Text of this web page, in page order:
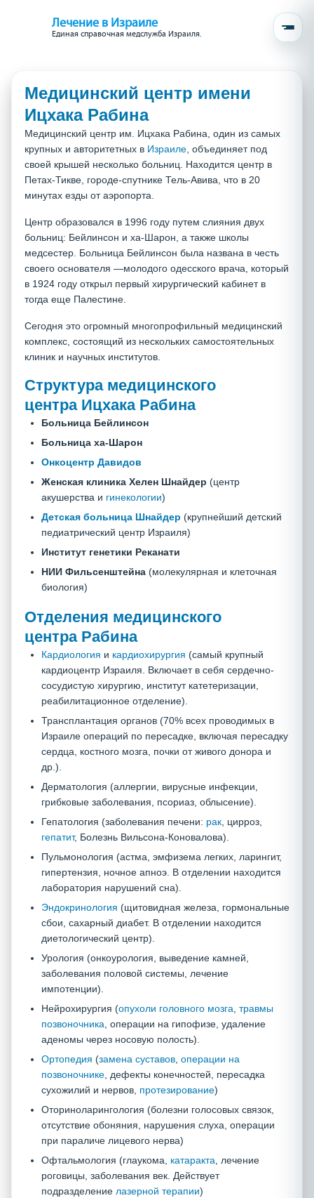
Лечение в Израиле
Единая справочная медслужба Израиля.
Медицинский центр имени
Ицхака Рабина
Медицинский центр им. Ицхака Рабина, один из самых
крупных и авторитетных в Израиле , объединяет под
своей крышей несколько больниц. Находится центр в
Петах-Тикве, городе-спутнике Тель-Авива, что в 20
минутах езды от аэропорта.
Центр образовался в 1996 году путем слияния двух
больниц: Бейлинсон и ха-Шарон, а также школы
медсестер. Больница Бейлинсон была названа в честь
своего основателя —молодого одесского врача, который
в 1924 году открыл первый хирургический кабинет в
тогда еще Палестине.
Сегодня это огромный многопрофильный медицинский
комплекс, состоящий из нескольких самостоятельных
клиник и научных институтов.
Структура медицинского
центра Ицхака Рабина
Больница Бейлинсон
Больница ха-Шарон
Онкоцентр Давидов
Женская клиника Хелен Шнайдер (центр
акушерства и гинекологии)
Детская больница Шнайдер (крупнейший детский
педиатрический центр Израиля)
Институт генетики Реканати
НИИ Фильсенштейна (молекулярная и клеточная
биология)
Отделения медицинского
центра Рабина
Кардиология и кардиохирургия (самый крупный
кардиоцентр Израиля. Включает в себя сердечно-
сосудистую хирургию, институт катетеризации,
реабилитационное отделение).
Трансплантация органов (70% всех проводимых в
Израиле операций по пересадке, включая пересадку
сердца, костного мозга, почки от живого донора и
др.).
Дерматология (аллергии, вирусные инфекции,
грибковые заболевания, псориаз, облысение).
Гепатология (заболевания печени: рак , цирроз,
гепатит, Болезнь Вильсона-Коновалова).
Пульмонология (астма, эмфизема легких, ларингит,
гипертензия, ночное апноэ. В отделении находится
лаборатория нарушений сна).
Эндокринология (щитовидная железа, гормональные
сбои, сахарный диабет. В отделении находится
диетологический центр).
Урология (онкоурология, выведение камней,
заболевания половой системы, лечение
импотенции).
Нейрохирургия (опухоли головного мозга травмы
позвоночника , операции на гипофизе, удаление
аденомы через носовую полость).
Ортопедия (замена суставов операции на
позвоночнике , дефекты конечностей, пересадка
сухожилий и нервов, протезирование)
Оториноларингология (болезни голосовых связок,
отсутствие обоняния, нарушения слуха, операции
при параличе лицевого нерва)
Офтальмология (глаукома, катаракта , лечение
роговицы, заболевания век. Действует
подразделение лазерной терапии)